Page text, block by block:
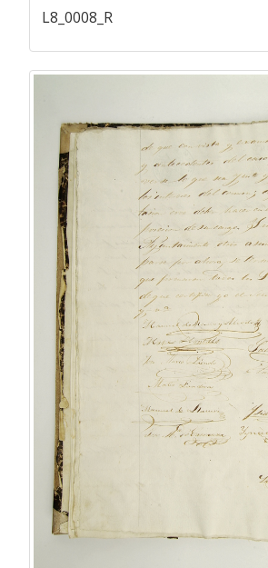
L8_0008_R